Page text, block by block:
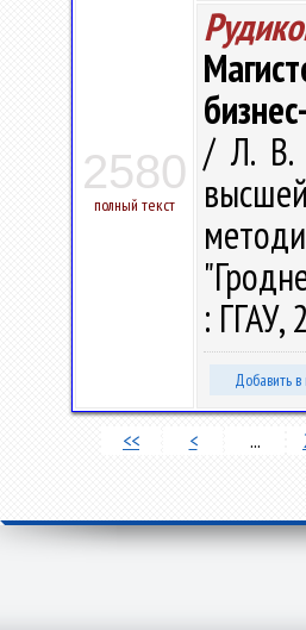
2580
полный текст
/ Л. В.
: ГГАУ,
Добавить в
<< < ...